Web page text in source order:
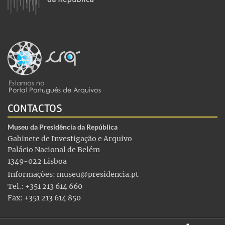
CONTACTOS
Museu da Presidência da República
Gabinete de Investigação e Arquivo
Palácio Nacional de Belém
1349-022 Lisboa
Informações: museu@presidencia.pt
Tel.: +351 213 614 660
Fax: +351 213 614 850